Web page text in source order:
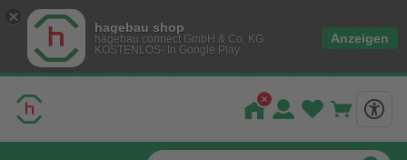
hagebau shop
hagebau connect GmbH & Co. KG
KOSTENLOS- In Google Play
Anzeigen